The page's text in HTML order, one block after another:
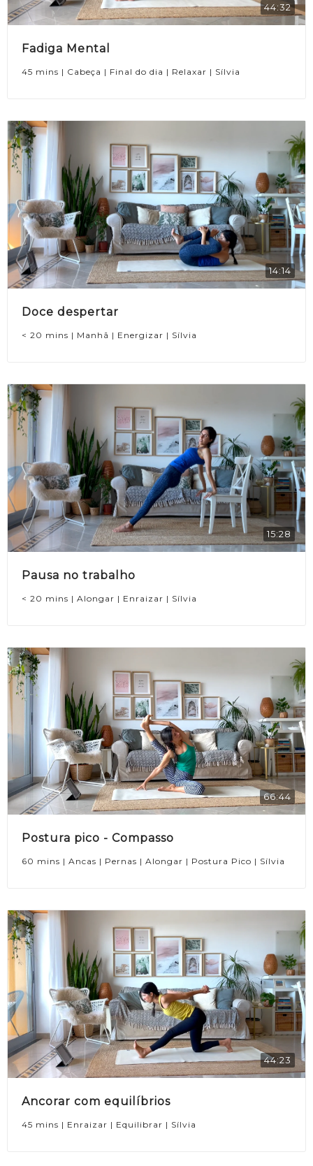
44:32
Fadiga Mental
45 mins | Cabeça | Final do dia | Relaxar | Sílvia
14:14
Doce despertar
< 20 mins | Manhã | Energizar | Sílvia
15:28
Pausa no trabalho
< 20 mins | Alongar | Enraizar | Sílvia
66:44
Postura pico - Compasso
60 mins | Ancas | Pernas | Alongar | Postura Pico | Sílvia
44:23
Ancorar com equilíbrios
45 mins | Enraizar | Equilibrar | Sílvia